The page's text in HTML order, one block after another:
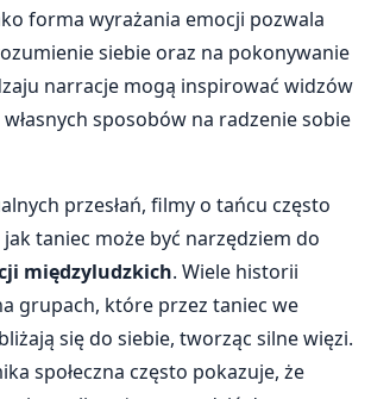
forma wyrażania emocji pozwala
siebie oraz na pokonywanie
narracje mogą inspirować widzów
sposobów na radzenie sobie
przesłań, filmy o tańcu często
taniec może być narzędziem do
międzyludzkich. Wiele historii
grupach, które przez taniec we
się do siebie, tworząc silne więzi.
społeczna często pokazuje, że